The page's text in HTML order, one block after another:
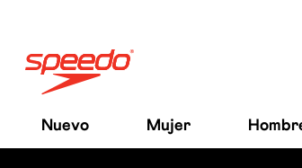
Nuevo Mujer